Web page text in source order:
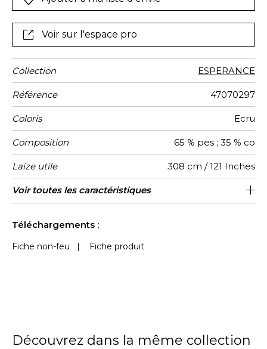
en permettant à la lumière de les traverser. D’autres,
transparence. Cette collection aérienne et vaporeuse
se décline dans une gamme de blancs et beiges
naturels.
Voir sur l'espace pro
Collection ESPERANCE
Référence 47070297
Coloris Ecru
Composition 65 % pes ; 35 % co
Laize utile 308 cm / 121 Inches
Rétrécissement <3%
Raccord Raccord libre
Sens De haut
Poids g/m² 80
Usage
Entretien
Pays
d'origine
Inde
Conseils
de
Egalement adapté pour des confections
telles que les stores américains / les
Voir toutes les caractéristiques
Téléchargements :
Fiche non-feu | Fiche produit
Découvrez dans la même collection